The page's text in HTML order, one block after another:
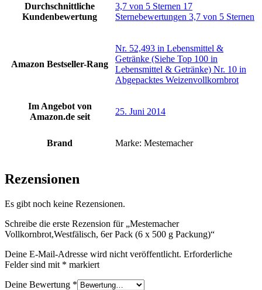
Durchschnittliche
Kundenbewertung
3,7 von 5 Sternen 17
Sternebewertungen 3,7 von 5 Sternen
Amazon Bestseller-Rang
Nr. 52,493 in Lebensmittel &
Getränke (Siehe Top 100 in
Lebensmittel & Getränke) Nr. 10 in
Abgepacktes Weizenvollkornbrot
Im Angebot von
Amazon.de seit
25. Juni 2014
Brand Marke: Mestemacher
Rezensionen
Es gibt noch keine Rezensionen.
Schreibe die erste Rezension für „Mestemacher
Vollkornbrot,Westfälisch, 6er Pack (6 x 500 g Packung)“
Deine E-Mail-Adresse wird nicht veröffentlicht. Erforderliche
Felder sind mit * markiert
Deine Bewertung *